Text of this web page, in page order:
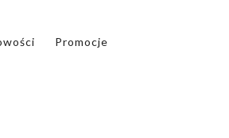
Promocje